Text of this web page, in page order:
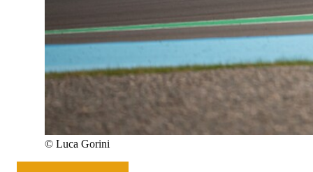
© Luca Gorini